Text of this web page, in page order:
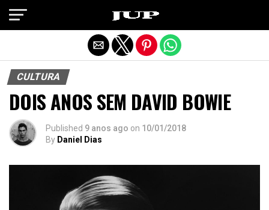
CULTURA
DOIS ANOS SEM DAVID BOWIE
Published 9 anos ago on 10/01/2018
By Daniel Dias
Exit mobile version